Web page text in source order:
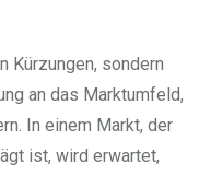
Kürzungen, sondern
an das Marktumfeld,
In einem Markt, der
ist, wird erwartet,